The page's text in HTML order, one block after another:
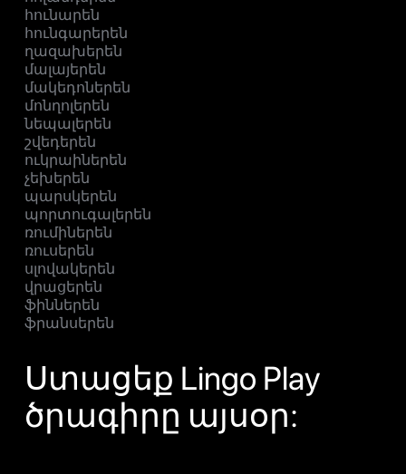
հունարեն
հունգարերեն
ղազախերեն
մալայերեն
մակեդոներեն
մոնղոլերեն
նեպալերեն
շվեդերեն
ուկրաիներեն
չեխերեն
պարսկերեն
պորտուգալերեն
ռումիներեն
ռուսերեն
սլովակերեն
վրացերեն
ֆիններեն
ֆրանսերեն
Ստացեք Lingo Play
ծրագիրը այսօր: